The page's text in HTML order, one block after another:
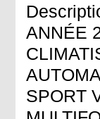
ANNÉE
SPORT